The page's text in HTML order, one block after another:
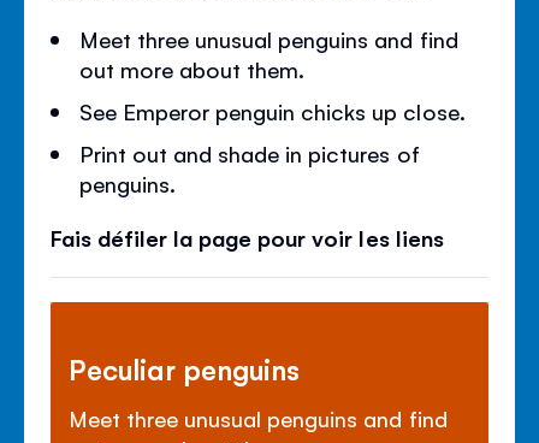
Meet three unusual penguins and find
out more about them.
See Emperor penguin chicks up close.
Print out and shade in pictures of
penguins.
Fais défiler la page pour voir les liens
Peculiar penguins
Meet three unusual penguins and find